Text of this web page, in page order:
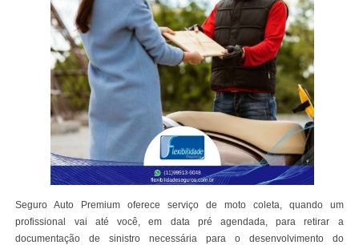
Seguro Auto Premium oferece serviço de moto coleta, quando um
profissional vai até você, em data pré agendada, para retirar a
documentação de sinistro necessária para o desenvolvimento do